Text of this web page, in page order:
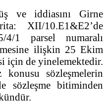
ve iddiasını Girne
XII/10.E1&E2’de
1 parsel numaralı
ilişkin 25 Ekim
için de yinelemektedir.
konusu sözleşmelerin
sözleşme bitiminden